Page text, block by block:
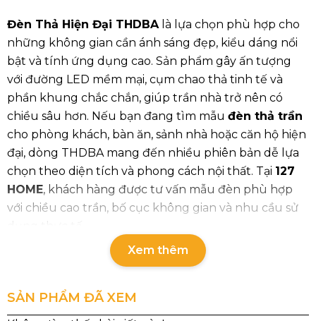
Đèn Thả Hiện Đại THDBAlà lựa chọn phù hợp cho
những không gian cần ánh sáng đẹp, kiểu dáng nổi
bật và tính ứng dụng cao. Sản phẩm gây ấn tượng
với đường LED mềm mại, cụm chao thả tinh tế và
phần khung chắc chắn, giúp trần nhà trở nên có
chiều sâu hơn. Nếu bạn đang tìm mẫu đèn thả trần
cho phòng khách, bàn ăn, sảnh nhà hoặc căn hộ hiện
đại, dòng THDBA mang đến nhiều phiên bản dễ lựa
chọn theo diện tích và phong cách nội thất. Tại 127
HOME, khách hàng được tư vấn mẫu đèn phù hợp
với chiều cao trần, bố cục không gian và nhu cầu sử
dụng thực tế.
Thông số chi tiết đèn thả hiện đại
Mã sản
Màu
Loại
Chất
Kích
Xem thêm
SẢN PHẨM ĐÃ XEM